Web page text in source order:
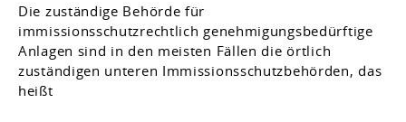
Die zuständige Behörde für
immissionsschutzrechtlich genehmigungsbedürftige
Anlagen sind in den meisten Fällen die örtlich
zuständigen unteren Immissionsschutzbehörden, das
heißt